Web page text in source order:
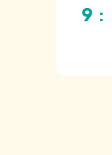
9 ：